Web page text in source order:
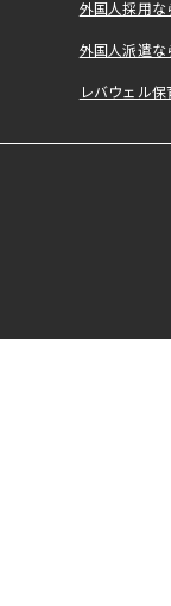
外国人採用
外国人派遣な
レバウェル